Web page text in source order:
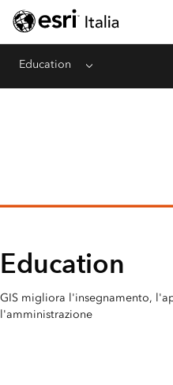
Education Menu
Education
GIS migliora l'insegnamento,
l'amministrazione